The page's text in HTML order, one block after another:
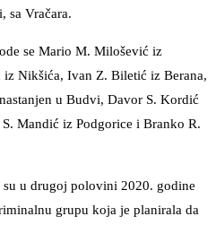
sa Vračara.
se Mario M. Milošević iz
Nikšića, Ivan Z. Biletić iz Berana,
u Budvi, Davor S. Kordić
Mandić iz Podgorice i Branko R.
u drugoj polovini 2020. godine
grupu koja je planirala da